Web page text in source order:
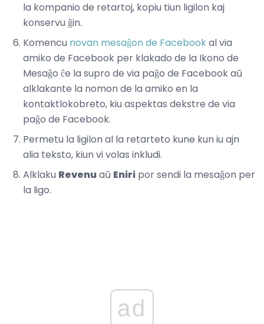
la kompanio de retartoj, kopiu tiun ligilon kaj
konservu ĝin.
Komencu novan mesaĝon de Facebookal via
amiko de Facebook per klakado de la Ikono de
Mesaĝo ĉe la supro de via paĝo de Facebook aŭ
alklakante la nomon de la amiko en la
kontaktlokobreto, kiu aspektas dekstre de via
paĝo de Facebook.
Permetu la ligilon al la retarteto kune kun iu ajn
alia teksto, kiun vi volas inkludi.
Alklaku Revenuaŭ Eniri por sendi la mesaĝon per
la ligo.
ad